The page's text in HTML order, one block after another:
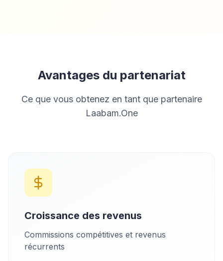
Avantages du partenariat
Ce que vous obtenez en tant que partenaire
Laabam.One
Croissance des revenus
Commissions compétitives et revenus
récurrents